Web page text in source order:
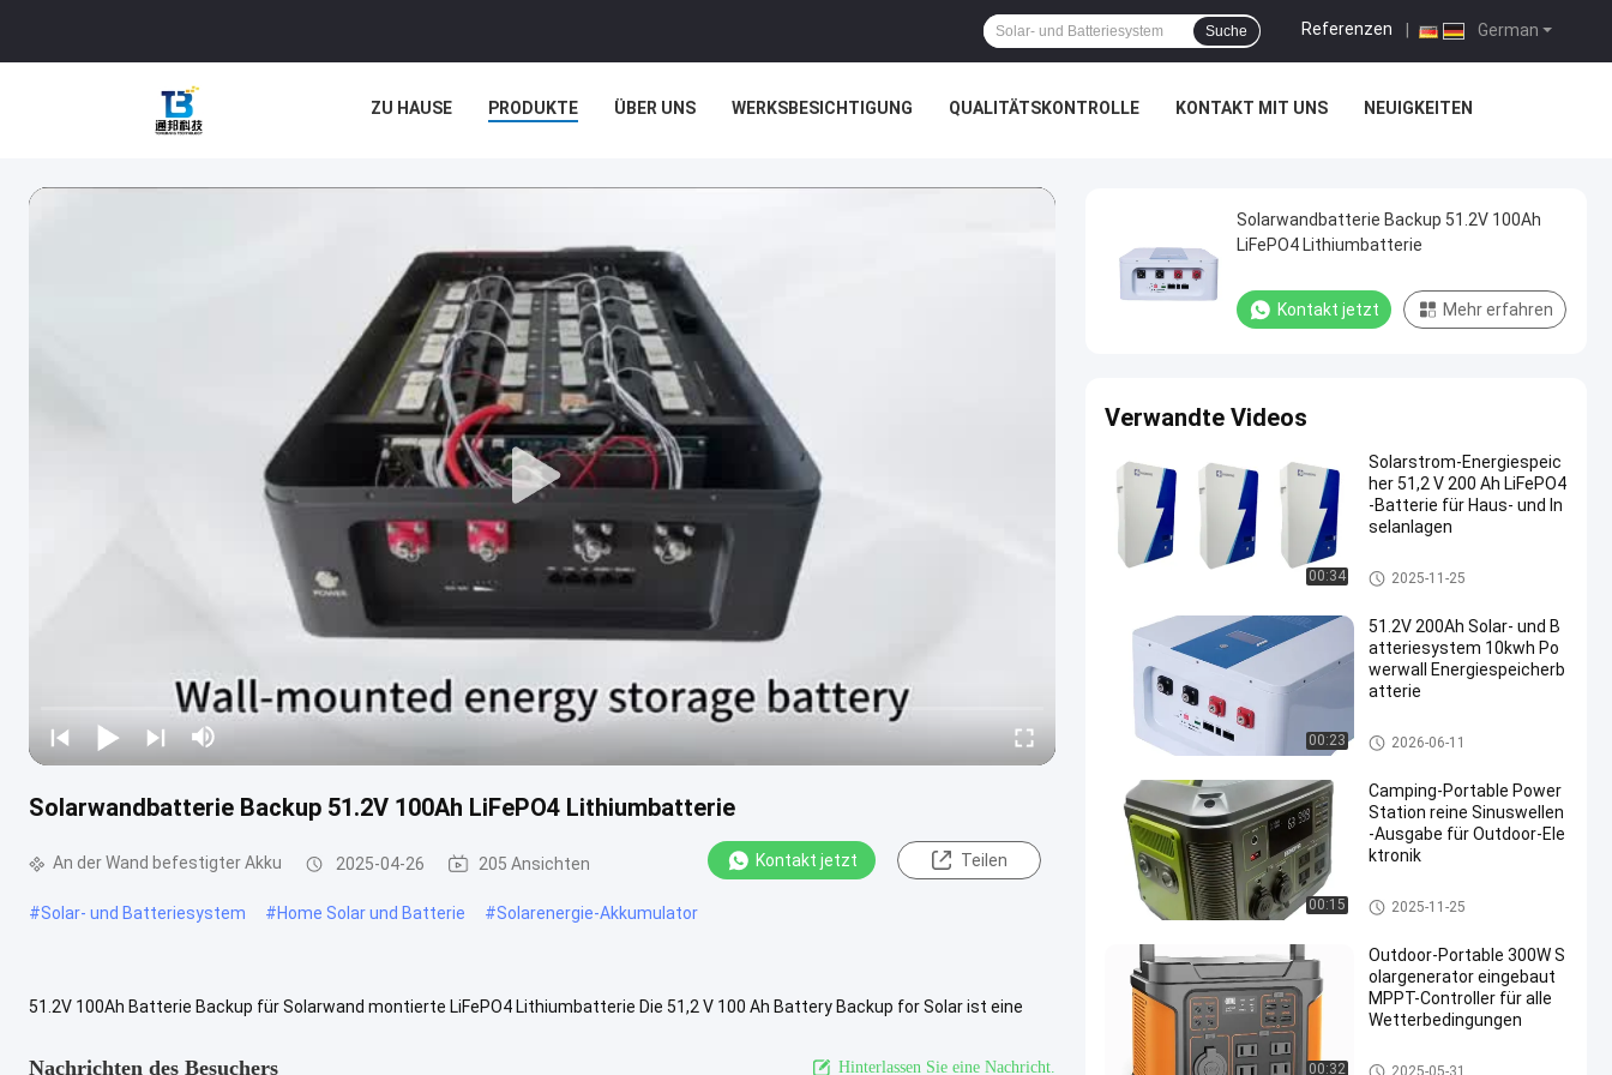
German
Referenzen
Suche
ZU HAUSE PRODUKTE ÜBER UNS WERKSBESICHTIGUNG QUALITÄTSKONTROLLE KONTAKT MIT UNS NEUIGKEITEN
Solarwandbatterie Backup 51.2V 100Ah LiFePO4 Lithiumbatterie
An der Wand befestigter Akku 2025-04-26 205 Ansichten Kontakt jetzt Teilen
#Solar- und Batteriesystem #Home Solar und Batterie #Solarenergie-Akkumulator
51.2V 100Ah Batterie Backup für Solarwand montierte LiFePO4 Lithiumbatterie Die 51,2 V 100 Ah Battery Backup for Solar ist eine
Nachrichten des Besuchers Hinterlassen Sie eine Nachricht.
Solarwandbatterie Backup 51.2V 100Ah
LiFePO4 Lithiumbatterie
Kontakt jetzt Mehr erfahren
Verwandte Videos
00:34
Solarstrom-Energiespeic
her 51,2 V 200 Ah LiFePO4
-Batterie für Haus- und In
selanlagen
An der Wand befestigter Akku
2025-11-25
00:23
51.2V 200Ah Solar- und B
atteriesystem 10kwh Po
werwall Energiespeicherb
atterie
An der Wand befestigter Akku
2026-06-11
00:15
Camping-Portable Power
Station reine Sinuswellen
-Ausgabe für Outdoor-Ele
ktronik
Tragbares Kraftwerk
2025-11-25
00:32
Outdoor-Portable 300W S
olargenerator eingebaut
MPPT-Controller für alle
Wetterbedingungen
Tragbares Kraftwerk
2025-05-31